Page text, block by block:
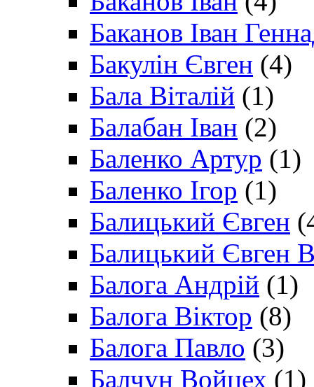
Баканов Іван
Бакулін Євген (4)
Бала Віталій (1)
Балабан Іван (2)
Баленко Артур (1)
Баленко Ігор (1)
Балицький Євген
Балицький Євген
Балога Андрій (1)
Балога Віктор (8)
Балога Павло (3)
Балчун Войцех (1)